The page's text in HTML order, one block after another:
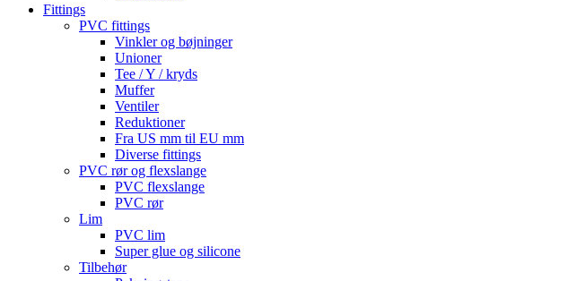
Fittings
PVC fittings
Vinkler og bøjninger
Unioner
Tee / Y / kryds
Muffer
Ventiler
Reduktioner
Fra US mm til EU mm
Diverse fittings
PVC rør og flexslange
PVC flexslange
PVC rør
Lim
PVC lim
Super glue og silicone
Tilbehør